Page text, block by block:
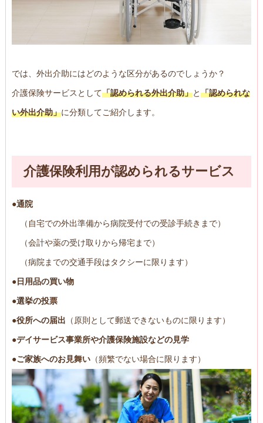
では、外出介助にはどのような区分があるのでしょうか？
介護保険サービスとして「認められる外出介助」と「認められな
い外出介助」に分類してご紹介します。
介護保険利用が認められるサービス
●通院
（自宅での外出準備から病院受付での受診手続きまで）
（会計や薬の受け取りから帰宅まで）
（病院までの交通手段はタクシーに限ります）
●日用品の買い物
●選挙の投票
●役所への届出 （原則として郵送できないものに限ります）
●デイサービス事業所や介護保険施設などの見学
●ご家族へのお見舞い（頻繁でない場合に限ります）